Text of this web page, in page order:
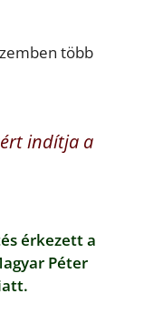
több
indítja a
érkezett a
Péter